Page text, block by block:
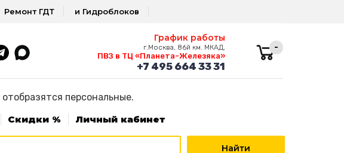
Ремонт ГДТ и Гидроблоков
График работы
г.Москва, 86й км. МКАД,
ПВЗ в ТЦ «Планета-Железяка»
+7 495 664 33 31
-
персональные.
Скидки % Личный кабинет